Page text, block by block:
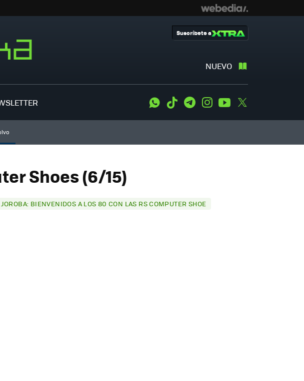
NUEVO
Suscríbete a
WhatsApp
Tiktok TelegramInstagramYoutube
Shoes (6/15)
BIENVENIDOS A LOS 80 CON LAS RS COMPUTER SHOE